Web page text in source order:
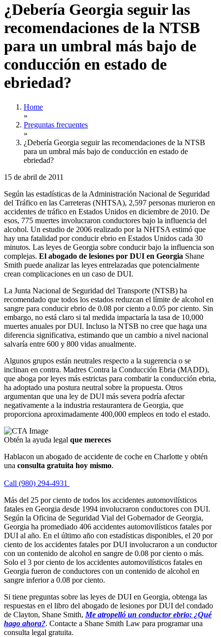
¿Debería Georgia seguir las
recomendaciones de la NTSB
para un umbral más bajo de
conducción en estado de
ebriedad?
Home
»
Preguntas frecuentes
»
¿Debería Georgia seguir las recomendaciones de la NTSB
para un umbral más bajo de conducción en estado de
ebriedad?
15 de abril de 2011
Según las estadísticas de la Administración Nacional de Seguridad
del Tráfico en las Carreteras (NHTSA), 2,597 personas murieron en
accidentes de tráfico en Estados Unidos en diciembre de 2010. De
esos, 775 muertes involucraron conductores bajo la influencia del
alcohol. Un estudio de 2006 realizado por la NHTSA estimó que
hay una fatalidad por conducir ebrio en Estados Unidos cada 30
minutos. Las leyes de Georgia sobre conducir bajo la influencia son
complejas. El abogado de lesiones por DUI en Georgia Shane
Smith puede analizar las leyes entrelazadas que potencialmente
crean complicaciones en un caso de DUI.
La Junta Nacional de Seguridad del Transporte (NTSB) ha
recomendado que todos los estados reduzcan el límite de alcohol en
sangre para conducir ebrio de 0.08 por ciento a 0.05 por ciento. Sin
embargo, no está claro si tal medida impactaría la tasa de 10,000
muertes anuales por DUI. Incluso la NTSB no cree que haga una
diferencia significativa, estimando que un cambio a nivel nacional
salvaría entre 600 y 800 vidas anualmente.
Algunos grupos están neutrales respecto a la sugerencia o se
inclinan en contra. Madres Contra la Conducción Ebria (MADD),
que aboga por leyes más estrictas para combatir la conducción ebria,
ha adoptado una postura neutral sobre la propuesta. Otros
argumentan que una ley de DUI más severa podría afectar
negativamente a la industria restaurantera de Georgia, que
proporciona aproximadamente 400,000 empleos en todo el estado.
Obtén la ayuda legal que mereces
Hablacon un abogado de accidente de coche en Charlotte y obtén
una consulta gratuita hoy mismo.
Call (980) 294-4931
Más del 25 por ciento de todos los accidentes automovilísticos
fatales en Georgia desde 1994 involucraron conductores con DUI.
Según la Oficina de Seguridad Vial del Gobernador de Georgia,
Georgia ha promediado 406 accidentes automovilísticos fatales por
DUI al año. En el último año con estadísticas disponibles, el 20 por
ciento de los accidentes fatales por DUI involucraron a un conductor
con un contenido de alcohol en sangre de 0.08 por ciento o más.
Solo el 3 por ciento de los accidentes automovilísticos fatales en
Georgia fueron de conductores con un contenido de alcohol en
sangre inferior a 0.08 por ciento.
Si tiene preguntas sobre las leyes de DUI en Georgia, obtenga las
respuestas en el libro del abogado de lesiones por DUI del condado
de Clayton, Shane Smith, Me atropelló un conductor ebrio: ¿Qué
hago ahora?. Contacte a Shane Smith Law para programar una
consulta legal gratuita.